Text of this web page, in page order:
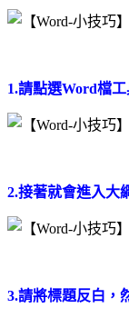
1.請點選Word檔
2.接著就會進入大
3.請將標題反白，